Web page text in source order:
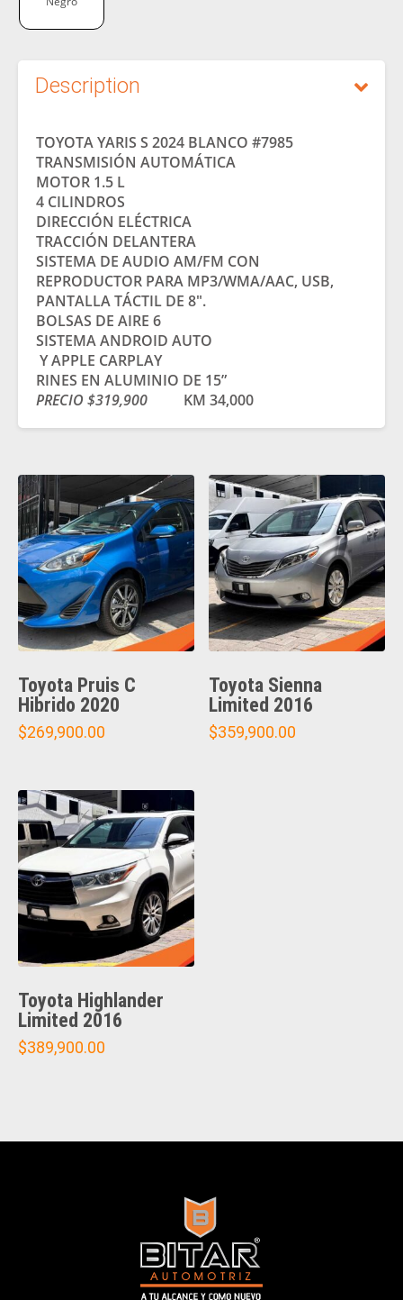
Description
TOYOTA YARIS S 2024 BLANCO #7985
TRANSMISIÓN AUTOMÁTICA
MOTOR 1.5 L
4 CILINDROS
DIRECCIÓN ELÉCTRICA
TRACCIÓN DELANTERA
SISTEMA DE AUDIO AM/FM CON
REPRODUCTOR PARA MP3/WMA/AAC, USB,
PANTALLA TÁCTIL DE 8″.
BOLSAS DE AIRE 6
SISTEMA ANDROID AUTO
Y APPLE CARPLAY
RINES EN ALUMINIO DE 15”
PRECIO $319,900 KM 34,000
Toyota Pruis C
Hibrido 2020
$269,900.00
Toyota Sienna
Limited 2016
$359,900.00
Toyota Highlander
Limited 2016
$389,900.00